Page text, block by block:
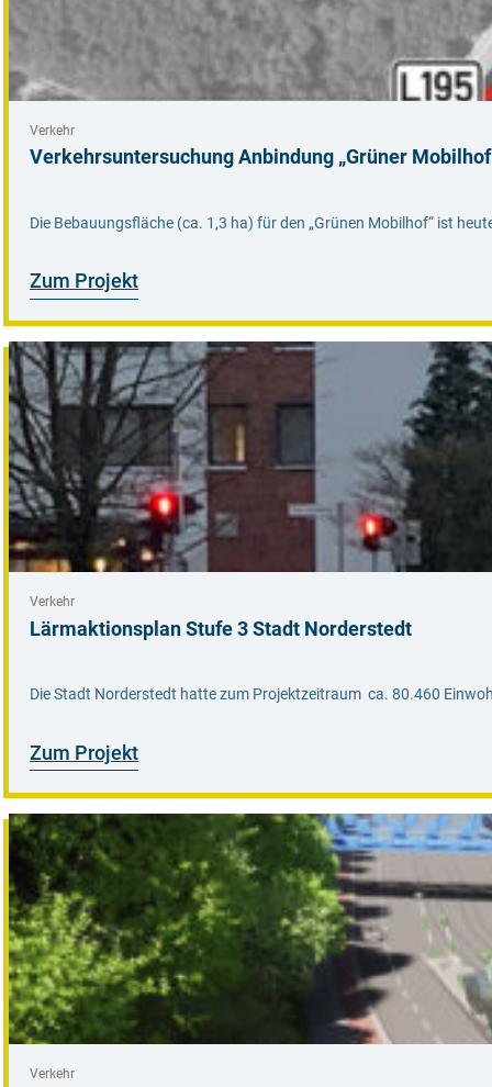
Verkehr
Verkehrsuntersuchung Anbindung „Grüner
Die Bebauungsfläche (ca. 1,3 ha) für den „Grünen Mobilhof“ ist
Zum Projekt
Verkehr
Lärmaktionsplan Stufe 3 Stadt Norderstedt
Die Stadt Norderstedt hatte zum Projektzeitraum ca. 80.460
Zum Projekt
Verkehr